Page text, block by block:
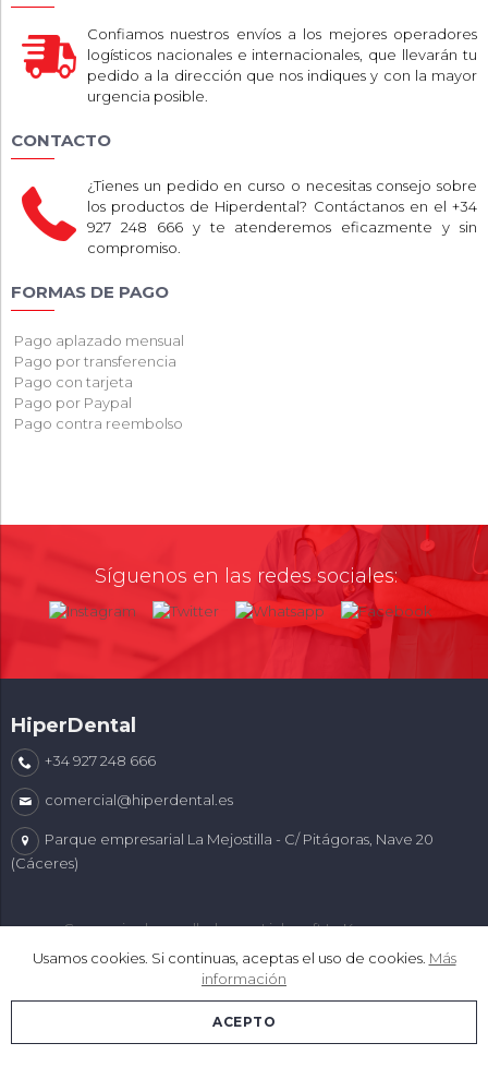
Usamos cookies. Si continuas, aceptas el uso de cookies. Más
información
ACEPTO
Confiamos nuestros envíos a los mejores operadores
logísticos nacionales e internacionales, que llevarán tu
pedido a la dirección que nos indiques y con la mayor
urgencia posible.
CONTACTO
¿Tienes un pedido en curso o necesitas consejo sobre
los productos de Hiperdental? Contáctanos en el +34
927 248 666 y te atenderemos eficazmente y sin
compromiso.
FORMAS DE PAGO
Pago aplazado mensual
Pago por transferencia
Pago con tarjeta
Pago por Paypal
Pago contra reembolso
Síguenos en las redes sociales:
HiperDental
+34 927 248 666
comercial@hiperdental.es
Parque empresarial La Mejostilla - C/ Pitágoras, Nave 20
(Cáceres)
Comercio desarrollado conLinkasoft LeKommerce